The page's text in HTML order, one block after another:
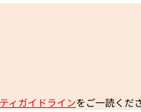
ィガイドラインをご一読くだ